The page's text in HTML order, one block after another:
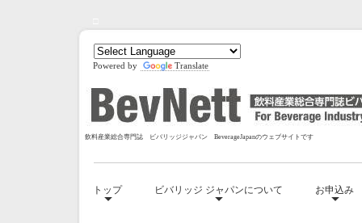
Powered by Translate
飲料産業総合専門誌 ビバリッジジャパン BeverageJapanのウェブサイトです
トップ ビバリッジ ジャパンについて お申込み